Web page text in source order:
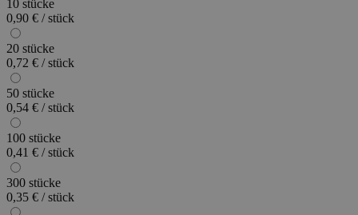
10 stücke
0,90 € / stück
20 stücke
0,72 € / stück
50 stücke
0,54 € / stück
100 stücke
0,41 € / stück
300 stücke
0,35 € / stück